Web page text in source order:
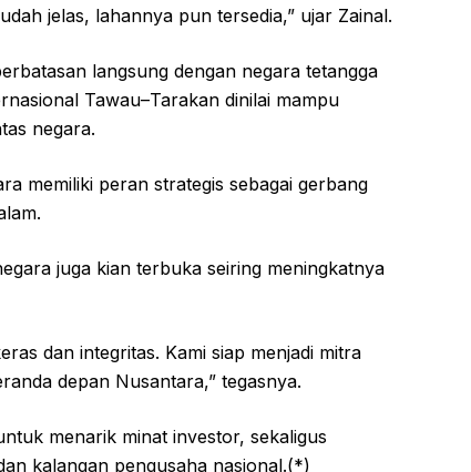
jelas, lahannya pun tersedia,” ujar Zainal.
langsung dengan negara tetangga
Tawau–Tarakan dinilai mampu
negara.
memiliki peran strategis sebagai gerbang
juga kian terbuka seiring meningkatnya
dan integritas. Kami siap menjadi mitra
depan Nusantara,” tegasnya.
menarik minat investor, sekaligus
kalangan pengusaha nasional.(*)